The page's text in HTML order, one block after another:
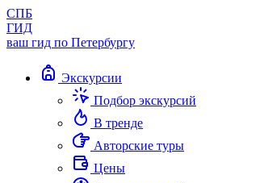
СПБ
ГИД
ваш гид по Петербургу
Экскурсии
Подбор экскурсий
В тренде
Авторские туры
Цены